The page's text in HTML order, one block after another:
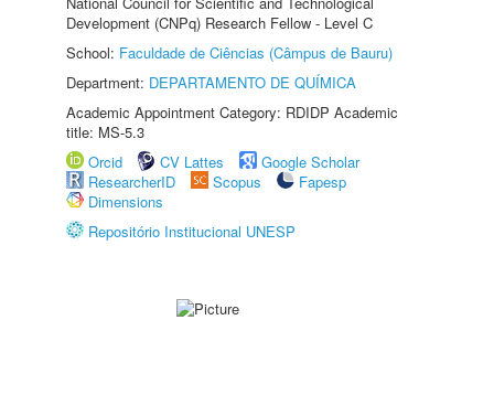
Development (CNPq) Research Fellow - Level C
School: Faculdade de Ciências (Câmpus de Bauru)
Department: DEPARTAMENTO DE QUÍMICA
Academic Appointment Category: RDIDP Academic
title: MS-5.3
Orcid
CV Lattes
Google Scholar
ResearcherID
Scopus
Fapesp
Dimensions
Repositório Institucional UNESP